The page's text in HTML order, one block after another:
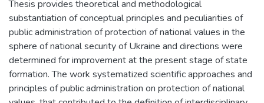
Thesis provides theoretical and methodological
substantiation of conceptual principles and peculiarities of
public administration of protection of national values in the
sphere of national security of Ukraine and directions were
determined for improvement at the present stage of state
formation. The work systematized scientific approaches and
principles of public administration on protection of national